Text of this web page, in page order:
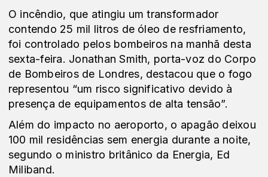
O incêndio, que atingiu um transformador
contendo 25 mil litros de óleo de resfriamento,
foi controlado pelos bombeiros na manhã desta
sexta-feira. Jonathan Smith, porta-voz do Corpo
de Bombeiros de Londres, destacou que o fogo
representou “um risco significativo devido à
presença de equipamentos de alta tensão”.
Além do impacto no aeroporto, o apagão deixou
100 mil residências sem energia durante a noite,
segundo o ministro britânico da Energia, Ed
Miliband.